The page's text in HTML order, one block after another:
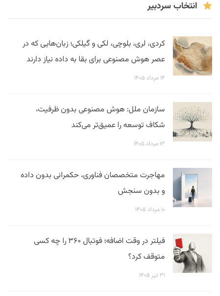
انتخاب سردبیر
کردی، لری، بلوچی، لکی و گیلکی؛ زبان‌هایی که در
عصر هوش مصنوعی برای بقا به داده نیاز دارند
۱۴ مرداد ۱۴۰۵
سازمان ملل: هوش مصنوعی بدون ظرفیت،
شکاف توسعه را عمیق‌تر می‌کند
۱۳ مرداد ۱۴۰۵
مهاجرت متخصصان فناوری، حکمرانی بدون داده
و بدون سنجش
۱۰ مرداد ۱۴۰۵
فیلتر در وقت اضافه؛ فوتبال ۳۶۰ را چه کسی
متوقف کرد؟
۳۱ تیر ۱۴۰۵